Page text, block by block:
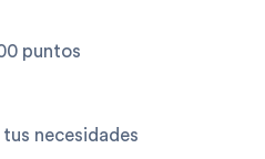
puntos
necesidades